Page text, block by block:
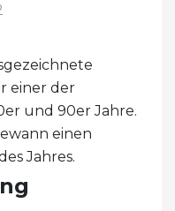
einer der
und 90er Jahre.
einen
Jahres.